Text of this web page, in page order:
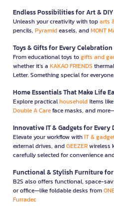
Endless Possibilities for Art &
Unleash your creativity with toparts
pencils, Pyramideasels, andMONT
Toys & Gifts for Every Celebration
From educational toys togifts and
whether it’s a KAKAO FRIENDS
Letter. Something special for everyone.
Home Essentials That Make Life
Explore practicalhouseholditems like
Double A Careface masks, and
Innovative IT & Gadgets for
Elevate your workflow withIT &
external drives, andGEEZERwireless
carefully selected for convenience
Functional & Stylish Furniture for
B2S also offers functional, space-
or office—like foldable desks from
Furradec